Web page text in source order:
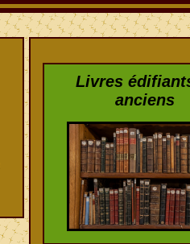
Livres
anciens